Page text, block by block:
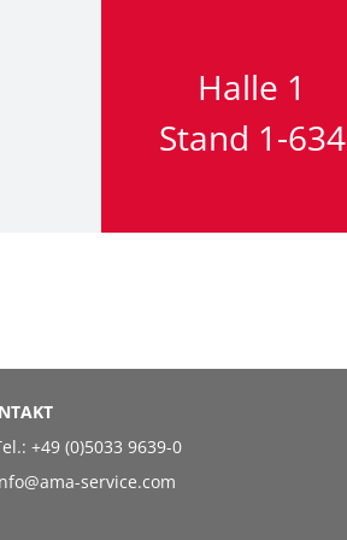
Halle 1
Stand 1-634
+49 (0)5033 9639-0
service.com